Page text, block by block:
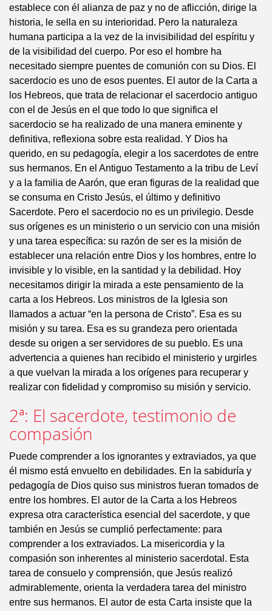
establece con él alianza de paz y no de aflicción, dirige la
historia, le sella en su interioridad. Pero la naturaleza
humana participa a la vez de la invisibilidad del espíritu y
de la visibilidad del cuerpo. Por eso el hombre ha
necesitado siempre puentes de comunión con su Dios. El
sacerdocio es uno de esos puentes. El autor de la Carta a
los Hebreos, que trata de relacionar el sacerdocio antiguo
con el de Jesús en el que todo lo que significa el
sacerdocio se ha realizado de una manera eminente y
definitiva, reflexiona sobre esta realidad. Y Dios ha
querido, en su pedagogía, elegir a los sacerdotes de entre
sus hermanos. En el Antiguo Testamento a la tribu de Leví
y a la familia de Aarón, que eran figuras de la realidad que
se consuma en Cristo Jesús, el último y definitivo
Sacerdote. Pero el sacerdocio no es un privilegio. Desde
sus orígenes es un ministerio o un servicio con una misión
y una tarea específica: su razón de ser es la misión de
establecer una relación entre Dios y los hombres, entre lo
invisible y lo visible, en la santidad y la debilidad. Hoy
necesitamos dirigir la mirada a este pensamiento de la
carta a los Hebreos. Los ministros de la Iglesia son
llamados a actuar “en la persona de Cristo”. Esa es su
misión y su tarea. Esa es su grandeza pero orientada
desde su origen a ser servidores de su pueblo. Es una
advertencia a quienes han recibido el ministerio y urgirles
a que vuelvan la mirada a los orígenes para recuperar y
realizar con fidelidad y compromiso su misión y servicio.
2ª: El sacerdote, testimonio de
compasión
Puede comprender a los ignorantes y extraviados, ya que
él mismo está envuelto en debilidades. En la sabiduría y
pedagogía de Dios quiso sus ministros fueran tomados de
entre los hombres. El autor de la Carta a los Hebreos
expresa otra característica esencial del sacerdote, y que
también en Jesús se cumplió perfectamente: para
comprender a los extraviados. La misericordia y la
compasión son inherentes al ministerio sacerdotal. Esta
tarea de consuelo y comprensión, que Jesús realizó
admirablemente, orienta la verdadera tarea del ministro
entre sus hermanos. El autor de esta Carta insiste que la